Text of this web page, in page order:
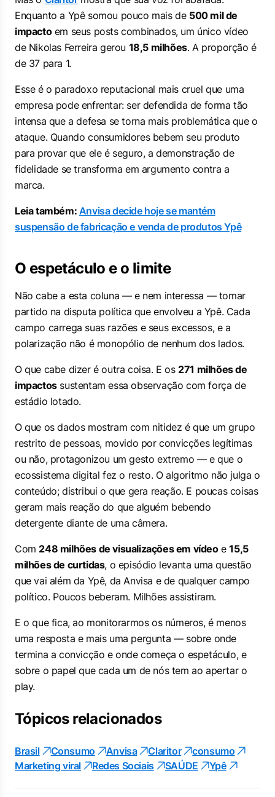
Enquanto a Ypê somou pouco mais de 500 mil de
impactoem seus posts combinados, um único vídeo
de Nikolas Ferreira gerou 18,5 milhões. A proporção é
de 37 para 1.
Esse é o paradoxo reputacional mais cruel que uma
empresa pode enfrentar: ser defendida de forma tão
intensa que a defesa se torna mais problemática que o
ataque. Quando consumidores bebem seu produto
para provar que ele é seguro, a demonstração de
fidelidade se transforma em argumento contra a
marca.
Leia também: Anvisa decide hoje se mantém
suspensão de fabricação e venda de produtos Ypê
O espetáculo e o limite
Não cabe a esta coluna — e nem interessa — tomar
partido na disputa política que envolveu a Ypê. Cada
campo carrega suas razões e seus excessos, e a
polarização não é monopólio de nenhum dos lados.
O que cabe dizer é outra coisa. E os271 milhões de
impactossustentam essa observação com força de
estádio lotado.
O que os dados mostram com nitidez é que um grupo
restrito de pessoas, movido por convicções legítimas
ou não, protagonizou um gesto extremo — e que o
ecossistema digital fez o resto. O algoritmo não julga o
conteúdo; distribui o que gera reação. E poucas coisas
geram mais reação do que alguém bebendo
detergente diante de uma câmera.
Com248 milhões de visualizações em vídeoe15,5
milhões de curtidas, o episódio levanta uma questão
que vai além da Ypê, da Anvisa e de qualquer campo
político. Poucos beberam. Milhões assistiram.
E o que fica, ao monitorarmos os números, é menos
uma resposta e mais uma pergunta — sobre onde
termina a convicção e onde começa o espetáculo, e
sobre o papel que cada um de nós tem ao apertar o
play.
Tópicos relacionados
Brasil Consumo Anvisa Claritor
consumo
Marketing viral
Redes Sociais SAÚDE Ypê